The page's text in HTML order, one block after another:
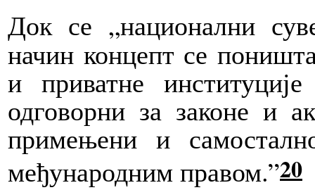
Доксе „национални
начин концепт се
и приватне
одговорни за законе и
примењени и
међународним правом.”20